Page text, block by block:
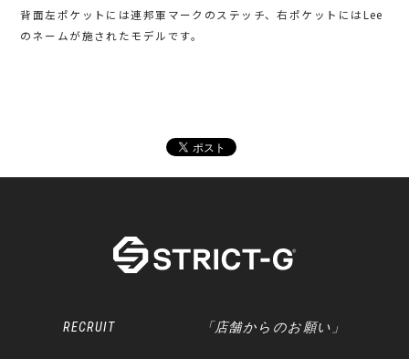
背面左ポケットには連邦軍マークのステッチ、右ポケットにはLee
のネームが施されたモデルです。
RECRUIT 「店舗からのお願い」